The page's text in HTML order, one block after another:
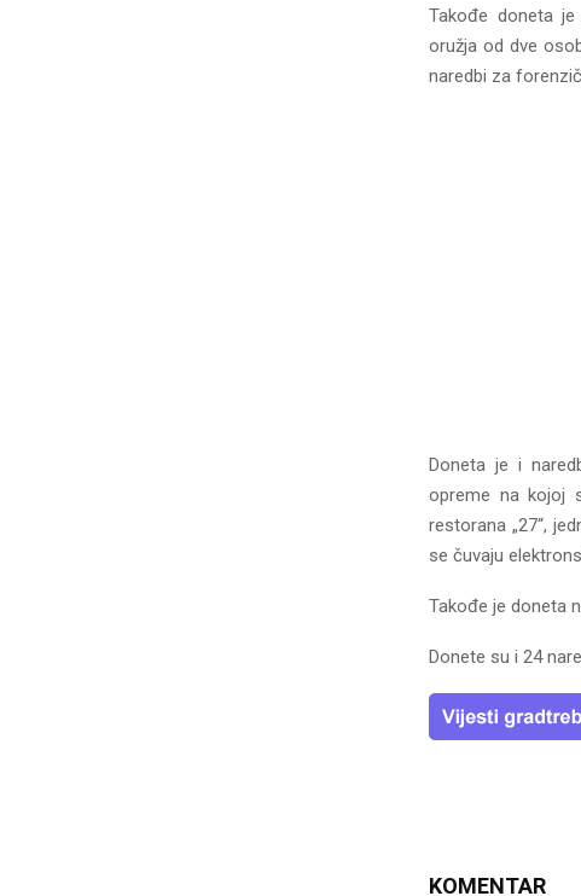
Takođe doneta
oružja od dve
naredbi za
Doneta je i
opreme na kojoj
restorana „27“,
se čuvaju
Takođe je doneta
Donete su i 24
KOMENTAR